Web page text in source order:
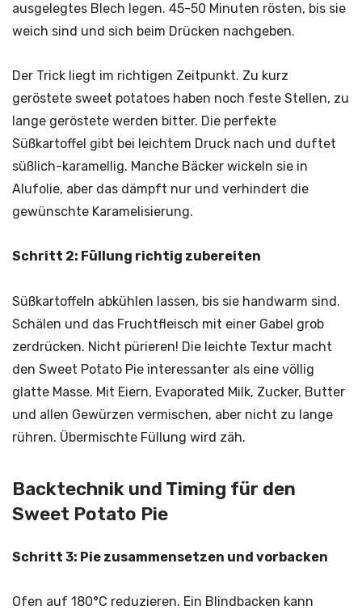
ausgelegtes Blech legen. 45-50 Minuten rösten, bis sie
weich sind und sich beim Drücken nachgeben.
Der Trick liegt im richtigen Zeitpunkt. Zu kurz
geröstete sweet potatoes haben noch feste Stellen, zu
lange geröstete werden bitter. Die perfekte
Süßkartoffel gibt bei leichtem Druck nach und duftet
süßlich-karamellig. Manche Bäcker wickeln sie in
Alufolie, aber das dämpft nur und verhindert die
gewünschte Karamelisierung.
Schritt 2: Füllung richtig zubereiten
Süßkartoffeln abkühlen lassen, bis sie handwarm sind.
Schälen und das Fruchtfleisch mit einer Gabel grob
zerdrücken. Nicht pürieren! Die leichte Textur macht
den Sweet Potato Pie interessanter als eine völlig
glatte Masse. Mit Eiern, Evaporated Milk, Zucker, Butter
und allen Gewürzen vermischen, aber nicht zu lange
rühren. Übermischte Füllung wird zäh.
Backtechnik und Timing für den
Sweet Potato Pie
Schritt 3: Pie zusammensetzen und vorbacken
Ofen auf 180°C reduzieren. Ein Blindbacken kann